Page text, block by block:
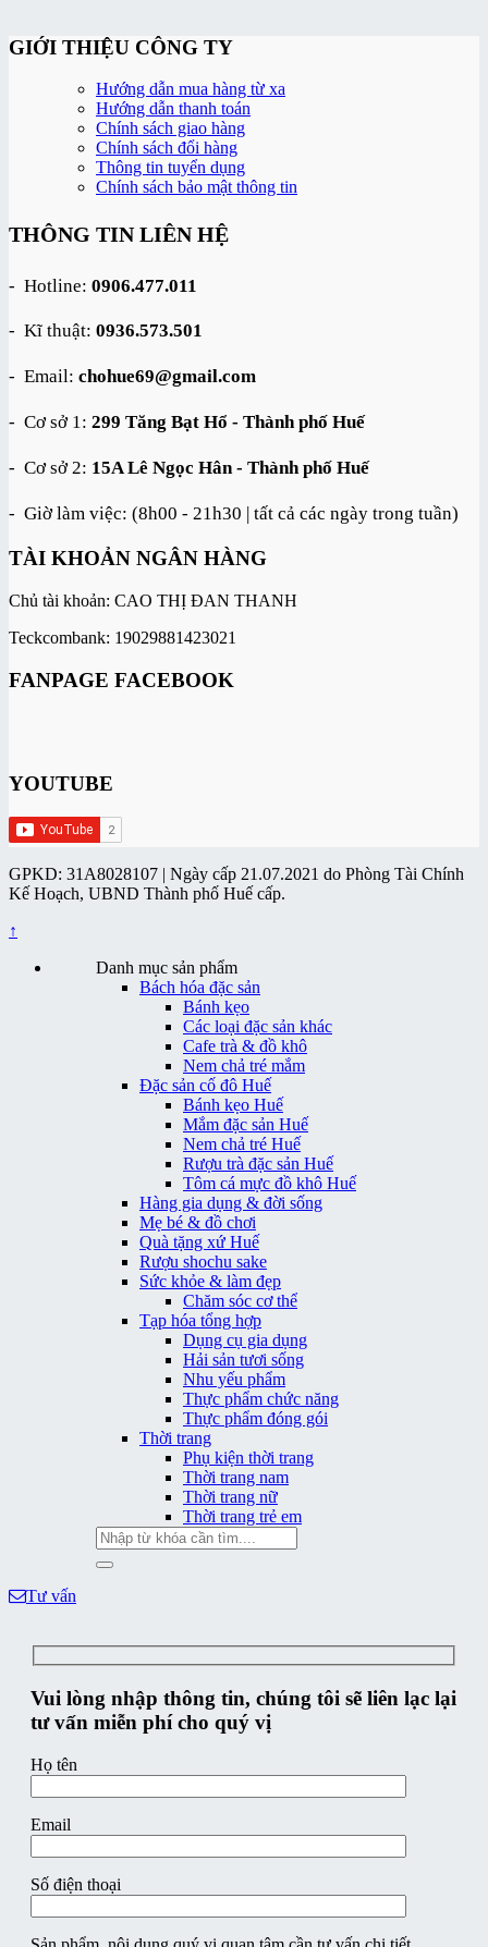
GIỚI THIỆU CÔNG TY
Hướng dẫn mua hàng từ xa
Hướng dẫn thanh toán
Chính sách giao hàng
Chính sách đổi hàng
Thông tin tuyển dụng
Chính sách bảo mật thông tin
THÔNG TIN LIÊN HỆ
- Hotline: 0906.477.011
- Kĩ thuật: 0936.573.501
- Email: chohue69@gmail.com
- Cơ sở 1: 299 Tăng Bạt Hổ - Thành phố Huế
- Cơ sở 2: 15A Lê Ngọc Hân - Thành phố Huế
- Giờ làm việc: (8h00 - 21h30 | tất cả các ngày trong tuần)
TÀI KHOẢN NGÂN HÀNG
Chủ tài khoản: CAO THỊ ĐAN THANH
Teckcombank: 19029881423021
FANPAGE FACEBOOK
YOUTUBE
GPKD: 31A8028107 | Ngày cấp 21.07.2021 do Phòng Tài Chính
Kế Hoạch, UBND Thành phố Huế cấp.
↑
Danh mục sản phẩm
Bách hóa đặc sản
Bánh kẹo
Các loại đặc sản khác
Cafe trà & đồ khô
Nem chả tré mắm
Đặc sản cố đô Huế
Bánh kẹo Huế
Mắm đặc sản Huế
Nem chả tré Huế
Rượu trà đặc sản Huế
Tôm cá mực đồ khô Huế
Hàng gia dụng & đời sống
Mẹ bé & đồ chơi
Quà tặng xứ Huế
Rượu shochu sake
Sức khỏe & làm đẹp
Chăm sóc cơ thể
Tạp hóa tổng hợp
Dụng cụ gia dụng
Hải sản tươi sống
Nhu yếu phẩm
Thực phẩm chức năng
Thực phẩm đóng gói
Thời trang
Phụ kiện thời trang
Thời trang nam
Thời trang nữ
Thời trang trẻ em
Tìm
kiếm:
Tư vấn
Vui lòng nhập thông tin, chúng tôi sẽ liên lạc lại
tư vấn miễn phí cho quý vị
Họ tên
Email
Số điện thoại